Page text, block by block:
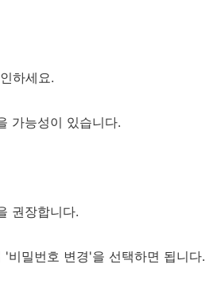
하세요.
가능성이 있습니다.
권장합니다.
비밀번호 변경'을 선택하면 됩니다.